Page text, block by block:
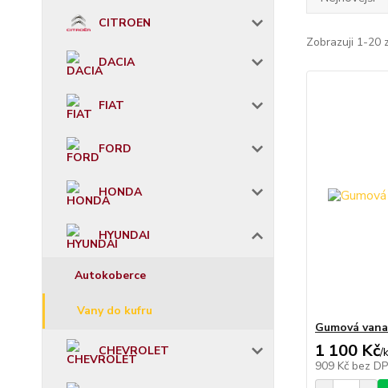
CITROEN
DACIA
FIAT
FORD
HONDA
HYUNDAI
Autokoberce
Vany do kufru
CHEVROLET
Zobrazuji 1-20
Gumová
1 100 Kč/
909 Kč bez